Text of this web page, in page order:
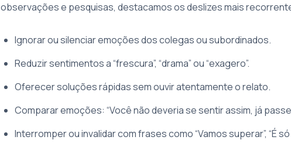
observações e pesquisas, destacamos os deslizes mais
Ignorar ou silenciar emoções dos colegas ou subordinados.
Reduzir sentimentos a “frescura”, “drama” ou “exagero”.
Oferecer soluções rápidas sem ouvir atentamente o relato.
Comparar emoções: “Você não deveria se sentir assim, já
Interromper ou invalidar com frases como “Vamos superar”, “É só